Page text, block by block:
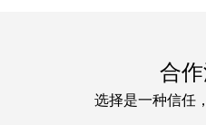
合
选择是一种信任